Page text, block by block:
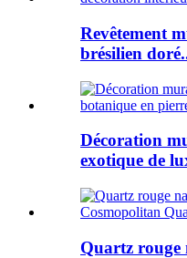
Revêtement
brésilien
Décoration
exotique de
Quartz